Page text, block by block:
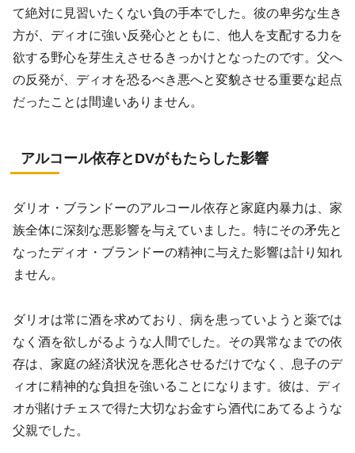
て絶対に見習いたくない負の手本でした。彼の卑劣な生き
方が、ディオに強い反発心とともに、他人を支配する力を
欲する野心を芽生えさせるきっかけとなったのです。父へ
の反発が、ディオを恐るべき悪へと変貌させる重要な起点
だったことは間違いありません。
アルコール依存とDVがもたらした影響
ダリオ・ブランドーのアルコール依存と家庭内暴力は、家
族全体に深刻な悪影響を与えていました。特にその矛先と
なったディオ・ブランドーの精神に与えた影響は計り知れ
ません。
ダリオは常に酒を求めており、病を患っていようと薬では
なく酒を欲しがるような人間でした。その異常なまでの依
存は、家庭の経済状況を悪化させるだけでなく、息子のデ
ィオに精神的な負担を強いることになります。彼は、ディ
オが賭けチェスで得た大切なお金すら酒代にあてるような
父親でした。